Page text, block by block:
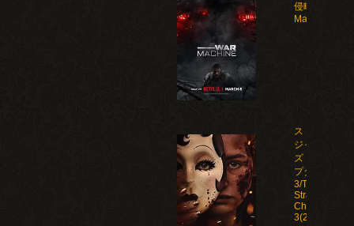
侵略者/War
ストレン
ジャー
ズ：チャ
プター
3/The
Strangers:
Chapter
3(2026)